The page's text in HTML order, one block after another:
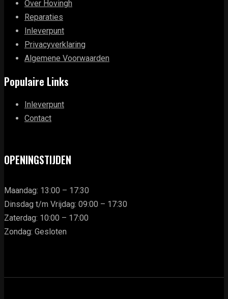
Over Hovingh
Reparaties
Inleverpunt
Privacyverklaring
Algemene Voorwaarden
Populaire Links
Inleverpunt
Contact
OPENINGSTIJDEN
Maandag: 13:00 – 17:30
Dinsdag t/m Vrijdag: 09:00 – 17:30
Zaterdag: 10:00 – 17:00
Zondag: Gesloten